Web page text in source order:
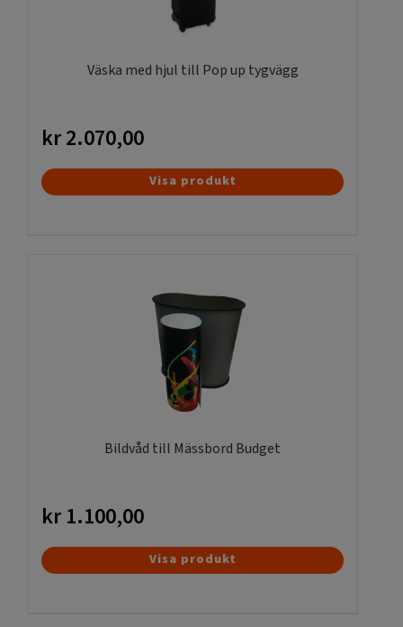
Väska med hjul till Pop up tygvägg
kr2.070,00
Visa produkt
Bildvåd till Mässbord Budget
kr1.100,00
Visa produkt